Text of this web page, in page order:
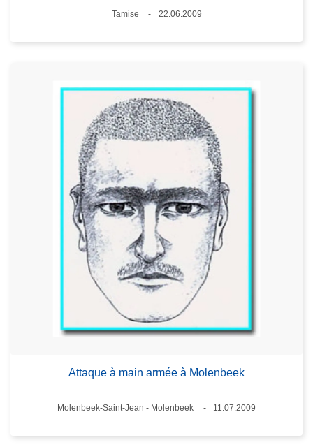
Lieux
Tamise
22.06.2009
Attaque à main armée à Molenbeek
Lieux
Molenbeek-Saint-Jean - Molenbeek
11.07.2009